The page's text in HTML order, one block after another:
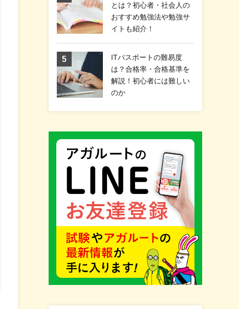
とは？初心者・社会人の
おすすめ勉強法や勉強サ
イトも紹介！
ITパスポートの難易度
は？合格率・合格基準を
解説！初心者には難しい
のか